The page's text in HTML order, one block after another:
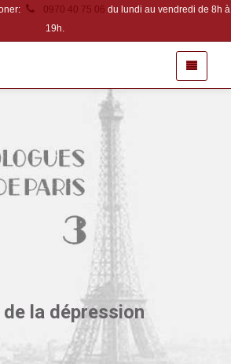
0970 40 75 06 du lundi au vendredi de 8h à
19h.
de la dépression